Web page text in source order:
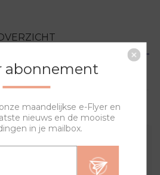
VRAGEN?
abonnement
maandelijkse e-Flyer en
nieuws en de mooiste
in je mailbox.